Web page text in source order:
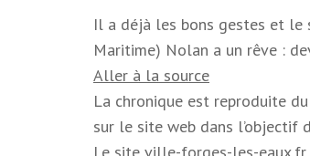
Il a déjà les bons gestes et le
Maritime) Nolan a un rêve :
Aller à la source
La chronique est reproduite
sur le site web dans l’objectif